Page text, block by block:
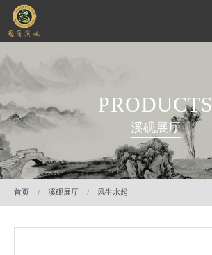
关于国藩
溪砚展厅
溪砚鉴赏
PRODUCTS
溪砚展厅
首页 溪砚展厅 风生水起